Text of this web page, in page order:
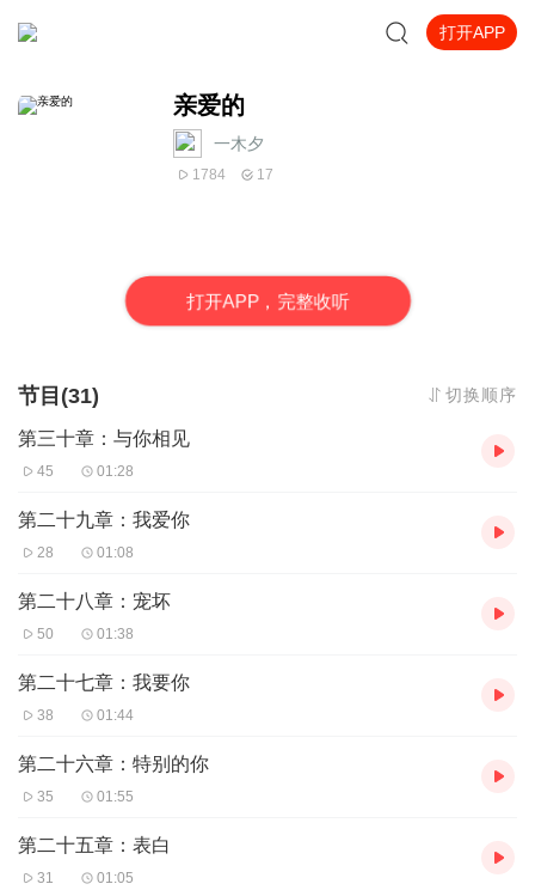
打开APP
亲爱的
一木夕
1784 17
打开APP，完整收听
节目(31) 切换顺序
第三十章：与你相见
45 01:28
第二十九章：我爱你
28 01:08
第二十八章：宠坏
50 01:38
第二十七章：我要你
38 01:44
第二十六章：特别的你
35 01:55
第二十五章：表白
31 01:05